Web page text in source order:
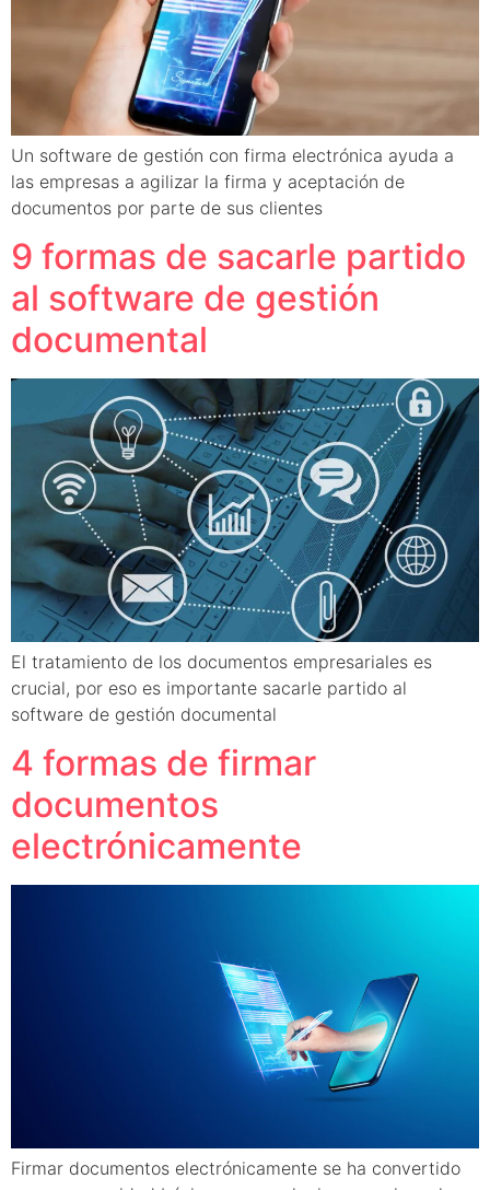
Un software de gestión con firma electrónica ayuda a
las empresas a agilizar la firma y aceptación de
documentos por parte de sus clientes
9 formas de sacarle partido
al software de gestión
documental
El tratamiento de los documentos empresariales es
crucial, por eso es importante sacarle partido al
software de gestión documental
4 formas de firmar
documentos
electrónicamente
Firmar documentos electrónicamente se ha convertido